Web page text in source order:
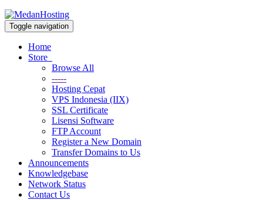
Toggle navigation
Home
Store
Browse All
-----
Hosting Cepat
VPS Indonesia (IIX)
SSL Certificate
Lisensi Software
FTP Account
Register a New Domain
Transfer Domains to Us
Announcements
Knowledgebase
Network Status
Contact Us